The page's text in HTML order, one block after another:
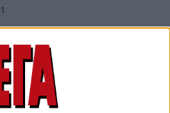
е обвинен за жестокото
Бургас